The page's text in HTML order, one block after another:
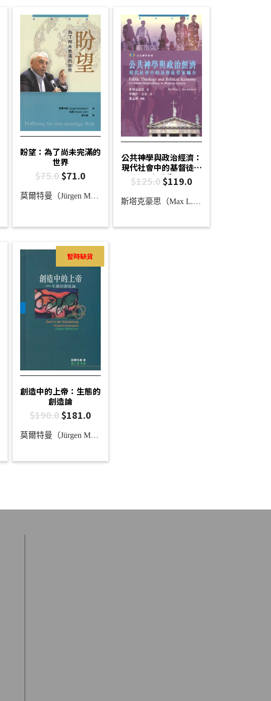
盼望：為了尚未完滿的
世界
$75.0$71.0
莫爾特曼（Jürgen Moltmann）
公共神學與政治經濟：
現代社會中的基督徒管
家職分
$125.0$119.0
斯塔克豪思（Max L. Stackhouse）
創造中的上帝：生態的
創造論
暫時缺貨
$190.0$181.0
莫爾特曼（Jürgen Moltmann）